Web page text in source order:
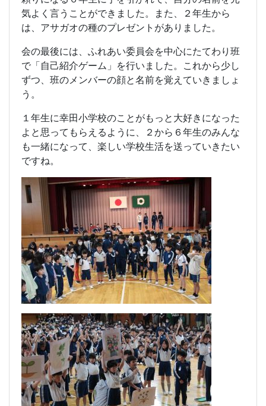
気よく言うことができました。また、２年生から
は、アサガオの種のプレゼントがありました。
会の最後には、ふれあい委員会を中心にたてわり班
で「自己紹介ゲーム」を行いました。これから少し
ずつ、班のメンバーの顔と名前を覚えていきましょ
う。
１年生に幸田小学校のことがもっと大好きになった
よと思ってもらえるように、２から６年生のみんな
も一緒になって、楽しい学校生活を送っていきたい
ですね。